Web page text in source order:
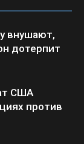
внушают,
дотерпит
США
против